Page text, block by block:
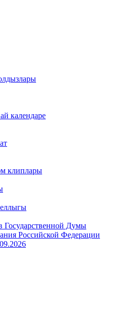
календаре
клиплары
Государственной Думы
Российской Федерации